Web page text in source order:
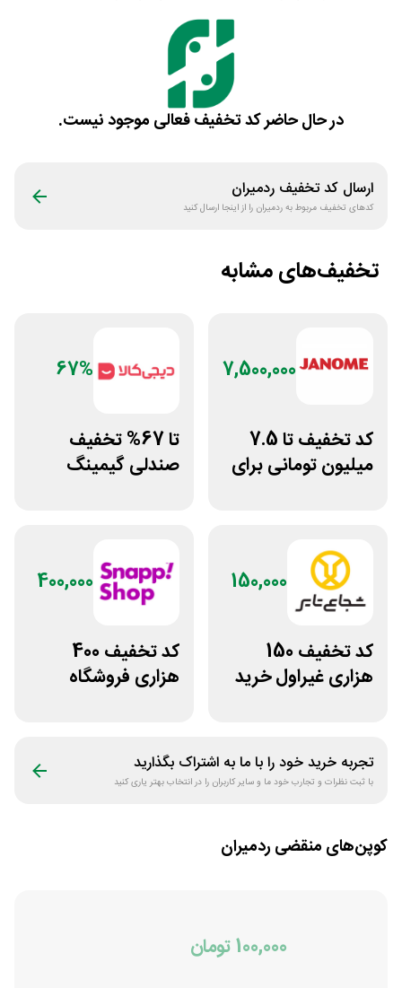
در حال حاضر کد تخفیف فعالی موجود نیست.
ارسال کد تخفیف ردمیران
کدهای تخفیف مربوط بهردمیران را از اینجا ارسال کنید
تخفیف‌های مشابه
7,500,000
کد تخفیف تا 7.5
میلیون تومانی برای
67%
تا 67% تخفیف
صندلی گیمینگ
150,000
کد تخفیف 150
هزاری غیراول خرید
400,000
کد تخفیف 400
هزاری فروشگاه
تجربه خرید خود را با ما به اشتراک بگذارید
با ثبت نظرات و تجارب خود ما و سایر کاربران را در انتخاب بهتر یاری کنید
کوپن‌های منقضی ردمیران
100,000 تومان